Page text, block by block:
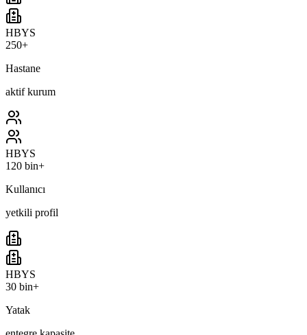
HBYS
250+
Hastane
aktif kurum
HBYS
120 bin+
Kullanıcı
yetkili profil
HBYS
30 bin+
Yatak